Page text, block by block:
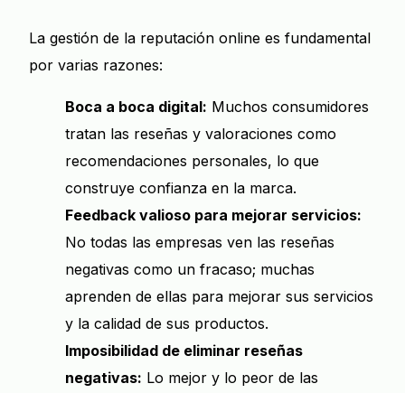
La gestión de la reputación online es fundamental
por varias razones:
Boca a boca digital: Muchos consumidores
tratan las reseñas y valoraciones como
recomendaciones personales, lo que
construye confianza en la marca.
Feedback valioso para mejorar servicios:
No todas las empresas ven las reseñas
negativas como un fracaso; muchas
aprenden de ellas para mejorar sus servicios
y la calidad de sus productos.
Imposibilidad de eliminar reseñas
negativas: Lo mejor y lo peor de las